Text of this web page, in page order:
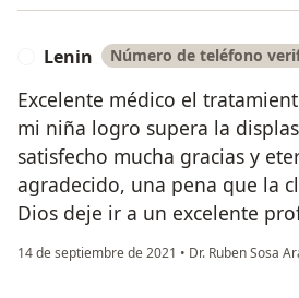
Lenin Número de teléfono
Excelente médico el
mi niña logro supera la
satisfecho mucha gracias y
agradecido, una pena que la
Dios deje ir a un excelente
14 de septiembre de 2021 • Dr. Ruben Sosa